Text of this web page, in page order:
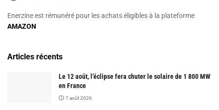
Enerzine est rémunéré pour les achats éligibles à la plateforme
AMAZON
Articles récents
Le 12 août, l’éclipse fera chuter le solaire de 1 800 MW
en France
7 août 2026